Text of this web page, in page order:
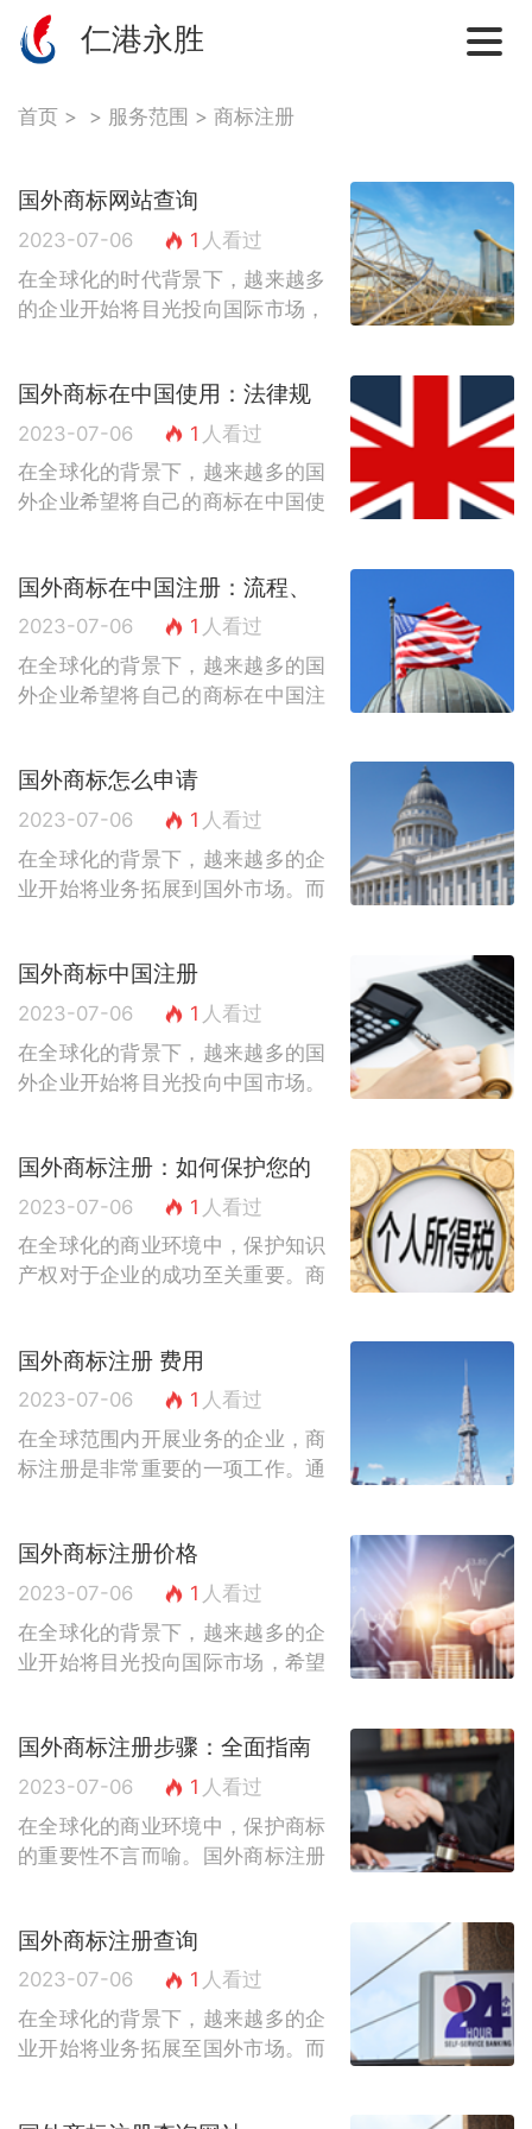
仁港永胜
首页 > > 服务范围 > 商标注册
国外商标网站查询
2023-07-06 1 人看过
在全球化的时代背景下，越来越多
的企业开始将目光投向国际市场，
起着至关重要的作用。在进入国际
市场之前，...
国外商标在中国使用：法律规
定与实际操作
2023-07-06 1 人看过
在全球化的背景下，越来越多的国
外企业希望将自己的商标在中国使
系列的法律规定和实际操作，需要
企业在注册、...
国外商标在中国注册：流程、
注意事项及法律保护
2023-07-06 1 人看过
在全球化的背景下，越来越多的国
外企业希望将自己的商标在中国注
他国家存在一定的差异，国外企业
在中国注册商...
国外商标怎么申请
2023-07-06 1 人看过
在全球化的背景下，越来越多的企
业开始将业务拓展到国外市场。而
绍国外商标申请的基本流程和注意
事项，帮助...
国外商标中国注册
2023-07-06 1 人看过
在全球化的背景下，越来越多的国
外企业开始将目光投向中国市场。
行商标注册，以确保自身品牌的合
法权益。本...
国外商标注册：如何保护您的
品牌在全球范围内的知识产权
2023-07-06 1 人看过
在全球化的商业环境中，保护知识
产权对于企业的成功至关重要。商
市场时，国外商标注册是一项必不
可少的步骤...
国外商标注册 费用
2023-07-06 1 人看过
在全球范围内开展业务的企业，商
标注册是非常重要的一项工作。通
场竞争力。然而，不同国家的商标
注册费用存...
国外商标注册价格
2023-07-06 1 人看过
在全球化的背景下，越来越多的企
业开始将目光投向国际市场，希望
形象和市场竞争力具有重要意义。
然而，不同...
国外商标注册步骤：全面指南
2023-07-06 1 人看过
在全球化的商业环境中，保护商标
的重要性不言而喻。国外商标注册
介绍国外商标注册的步骤，帮助您
更好地了解...
国外商标注册查询
2023-07-06 1 人看过
在全球化的背景下，越来越多的企
业开始将业务拓展至国外市场。而